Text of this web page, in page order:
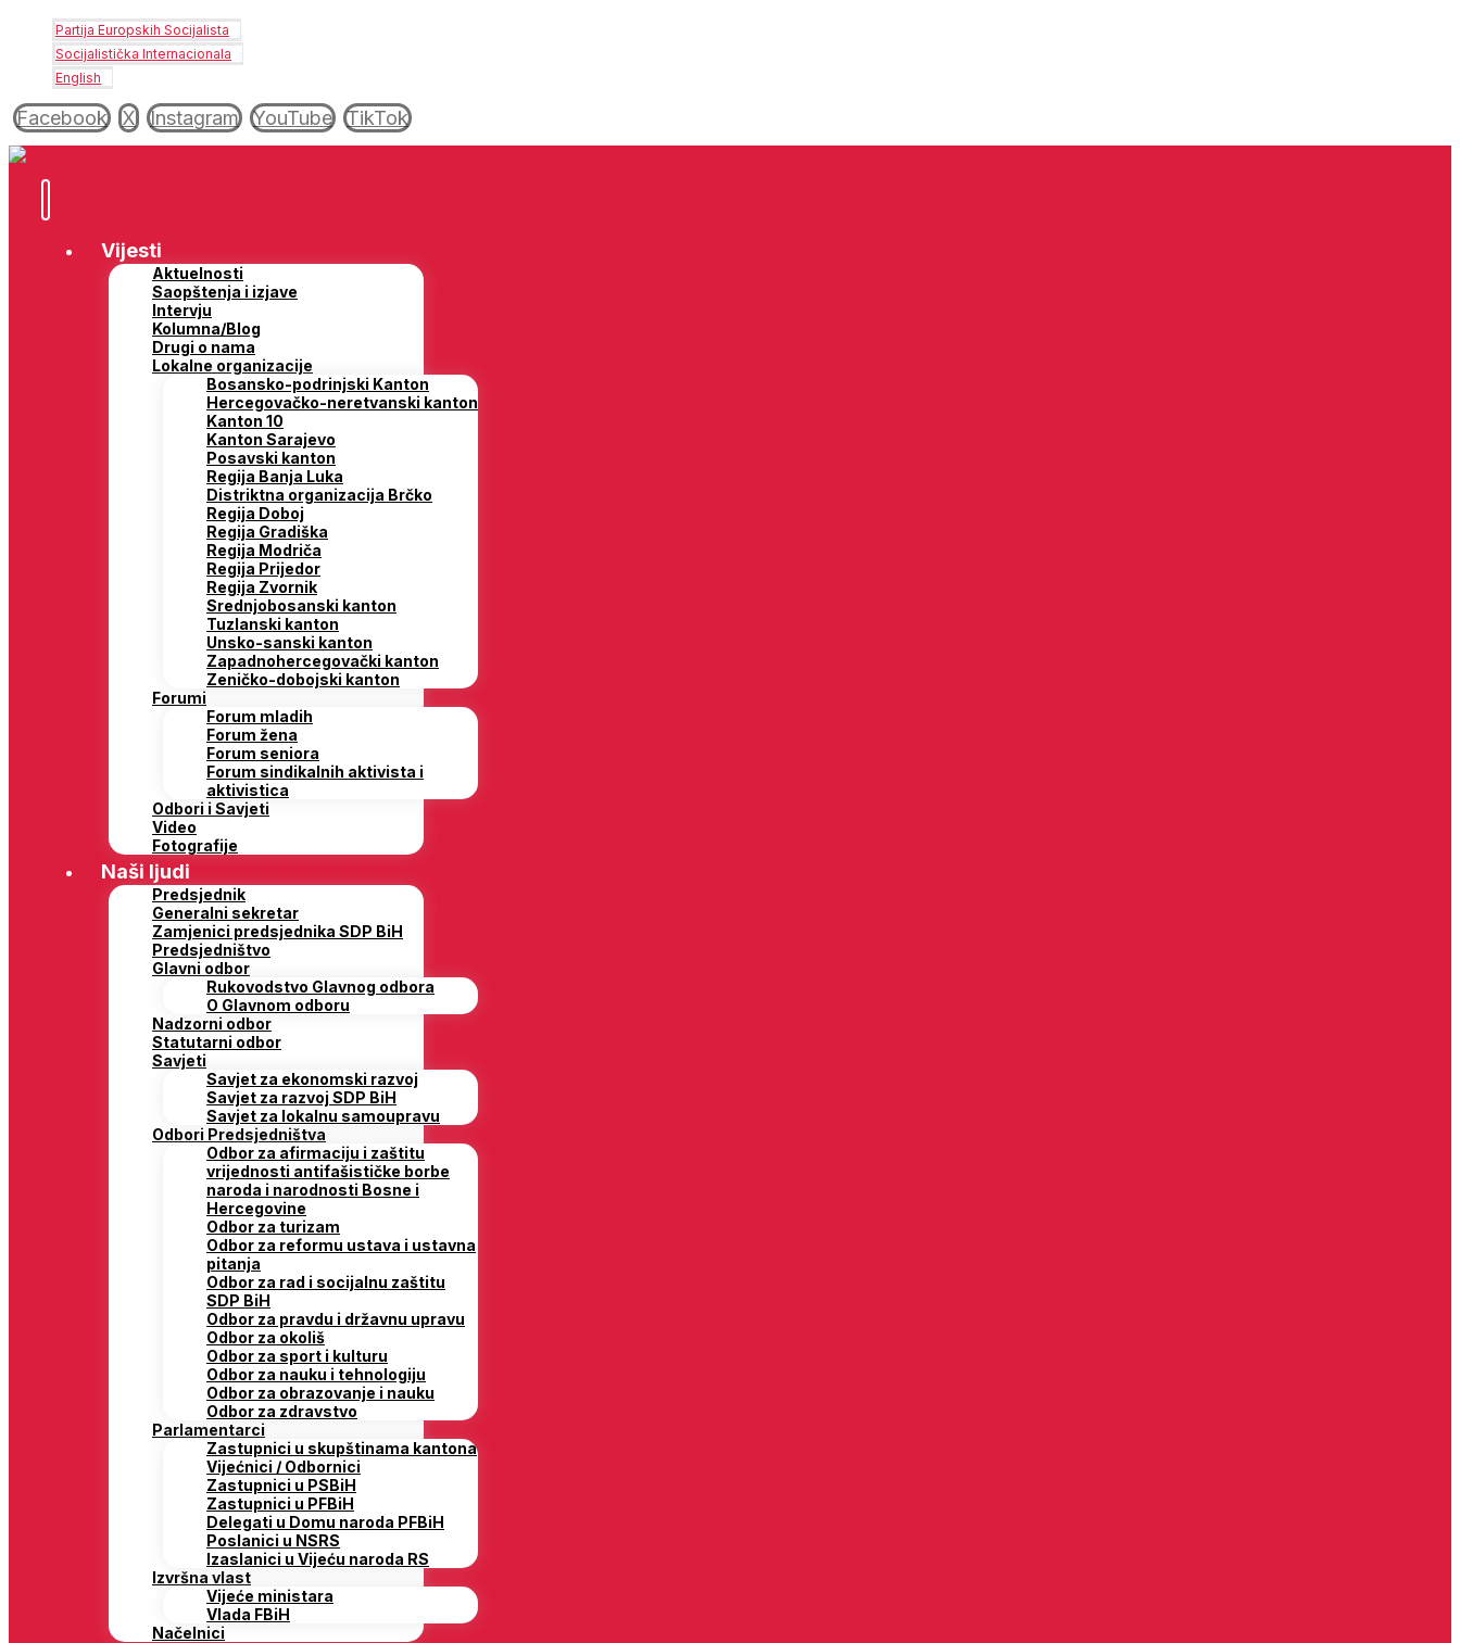
Partija Europskih Socijalista
Socijalistička Internacionala
English
Facebook X Instagram YouTube TikTok
Vijesti
Aktuelnosti
Saopštenja i izjave
Intervju
Kolumna/Blog
Drugi o nama
Lokalne organizacije
Bosansko-podrinjski Kanton
Hercegovačko-neretvanski kanton
Kanton 10
Kanton Sarajevo
Posavski kanton
Regija Banja Luka
Distriktna organizacija Brčko
Regija Doboj
Regija Gradiška
Regija Modriča
Regija Prijedor
Regija Zvornik
Srednjobosanski kanton
Tuzlanski kanton
Unsko-sanski kanton
Zapadnohercegovački kanton
Zeničko-dobojski kanton
Forumi
Forum mladih
Forum žena
Forum seniora
Forum sindikalnih aktivista i
aktivistica
Odbori i Savjeti
Video
Fotografije
Naši ljudi
Predsjednik
Generalni sekretar
Zamjenici predsjednika SDP BiH
Predsjedništvo
Glavni odbor
Rukovodstvo Glavnog odbora
O Glavnom odboru
Nadzorni odbor
Statutarni odbor
Savjeti
Savjet za ekonomski razvoj
Savjet za razvoj SDP BiH
Savjet za lokalnu samoupravu
Odbori Predsjedništva
Odbor za afirmaciju i zaštitu
vrijednosti antifašističke borbe
naroda i narodnosti Bosne i
Hercegovine
Odbor za turizam
Odbor za reformu ustava i ustavna
pitanja
Odbor za rad i socijalnu zaštitu
SDP BiH
Odbor za pravdu i državnu upravu
Odbor za okoliš
Odbor za sport i kulturu
Odbor za nauku i tehnologiju
Odbor za obrazovanje i nauku
Odbor za zdravstvo
Parlamentarci
Zastupnici u skupštinama kantona
Vijećnici / Odbornici
Zastupnici u PSBiH
Zastupnici u PFBiH
Delegati u Domu naroda PFBiH
Poslanici u NSRS
Izaslanici u Vijeću naroda RS
Izvršna vlast
Vijeće ministara
Vlada FBiH
Načelnici